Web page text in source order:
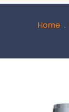
Home